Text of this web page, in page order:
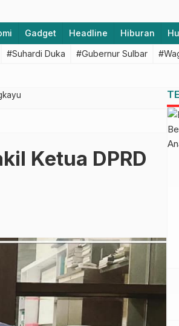
Gadget Headline Hiburan
#Suhardi Duka #Gubernur Sulbar
Ketua DPRD